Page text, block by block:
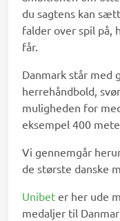
du sagtens kan
falder over spil på,
får.
Danmark står med
herrehåndbold,
muligheden for
eksempel 400
Vi gennemgår
de største danske
Unibet er her ude
medaljer til